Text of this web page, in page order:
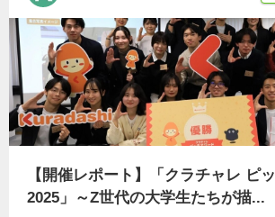
【開催レポート】「クラチャレ ピ
2025」～Z世代の大学生たちが描...